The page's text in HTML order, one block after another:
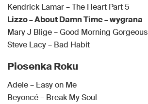
Kendrick Lamar – The Heart Part 5
Lizzo – About Damn Time – wygrana
Mary J Blige – Good Morning Gorgeous
Steve Lacy – Bad Habit
Piosenka Roku
Adele – Easy on Me
Beyoncé – Break My Soul